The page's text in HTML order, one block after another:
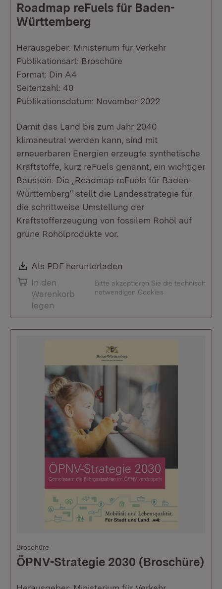
Roadmap reFuels für Baden-
Württemberg
Herausgeber: Ministerium für Verkehr
Publikationsart: Broschüre
Format: Din A4
Seitenzahl: 40
Publikationsdatum: November 2022
Damit das Land bis zum Jahr 2040
klimaneutral werden kann, sind mit
erneuerbaren Energien erzeugte synthetische
Kraftstoffe, kurz reFuels genannt, ein wichtiger
Baustein. Die „Roadmap reFuels für Baden-
Württemberg“ stellt die Landesstrategie für
die schrittweise Umstellung der
Kraftstofferzeugung von fossilem Rohöl auf
grüne Rohölprodukte vor.
Download:
Als PDF herunterladen
In den
Warenkorb
legen
Bitte akzeptieren Sie die technisch
notwendigen Cookies
Broschüre
ÖPNV-Strategie 2030 (Broschüre)